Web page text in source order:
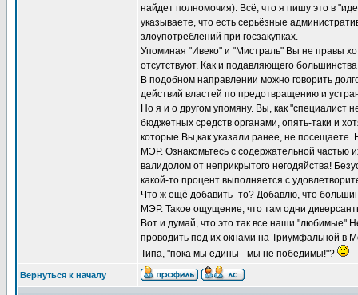
найдет полномочия). Всё, что я пишу это в
указываете, что есть серьёзные
злоупотреблений при госзакупках.
Упоминая "Ивеко" и "Мистраль" Вы не правы
отсутствуют. Как и подавляющего
В подобном направлении можно говорить
действий властей по предотвращению и
Но я и о другом упомяну. Вы, как "специалист
бюджетных средств органами, опять-таки и
которые Вы,как указали ранее, не
МЭР. Ознакомьтесь с содержательной частью
валидолом от неприкрытого негодяйства!
какой-то процент выполняется с
Что ж ещё добавить -то? Добавлю, что
МЭР. Такое ощущение, что там одни
Вот и думай, что это так все наши "любимые"
проводить под их окнами на Триумфальной в
Типа, "пока мы едины - мы не победимы!"?
Вернуться к началу